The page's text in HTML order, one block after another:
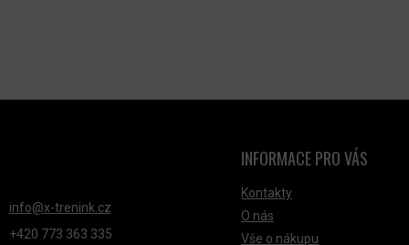
info@x-trenink.cz
+420 ‭773 363 335
INFORMACE PRO VÁS
Kontakty
O nás
Vše o nákupu